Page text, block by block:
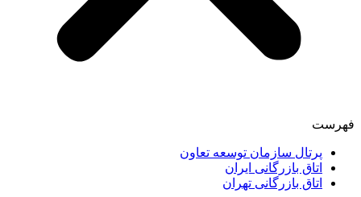
فهرست
پرتال سازمان توسعه تعاون
اتاق بازرگانی ایران
اتاق بازرگانی تهران